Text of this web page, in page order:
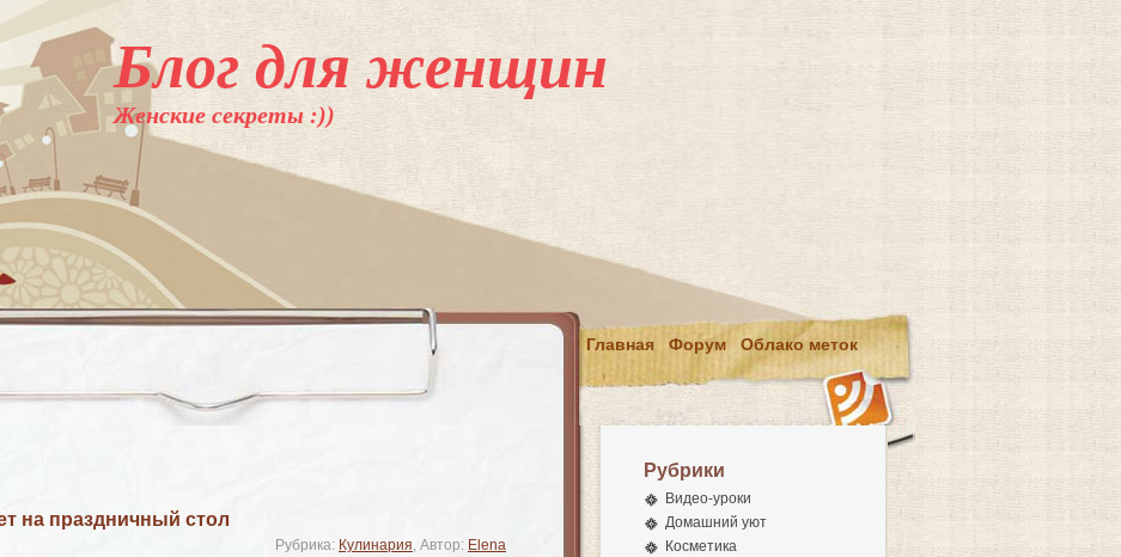
Блог для женщин
Женские секреты :))
Главная Форум Облако меток
на праздничный стол
Рубрика: Кулинария, Автор: Elena
Рубрики
Видео-уроки
Домашний уют
Косметика